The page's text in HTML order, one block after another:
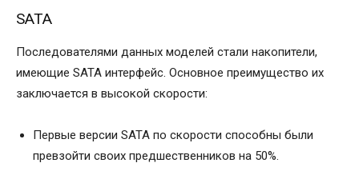
SATA
Последователями данных моделей стали накопители,
имеющие SATA интерфейс. Основное преимущество их
заключается в высокой скорости:
Первые версии SATA по скорости способны были
превзойти своих предшественников на 50%.